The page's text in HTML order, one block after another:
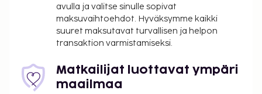
avulla ja valitse sinulle sopivat
maksuvaihtoehdot. Hyväksymme kaikki
suuret maksutavat turvallisen ja helpon
transaktion varmistamiseksi.
Matkailijat luottavat ympäri
maailmaa